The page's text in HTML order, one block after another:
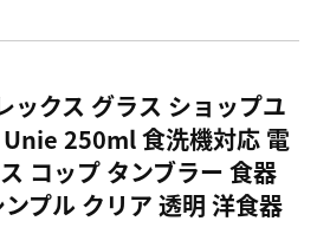
ックス グラス ショップユ
250ml 食洗機対応 電
コップ タンブラー 食器
プル クリア 透明 洋食器